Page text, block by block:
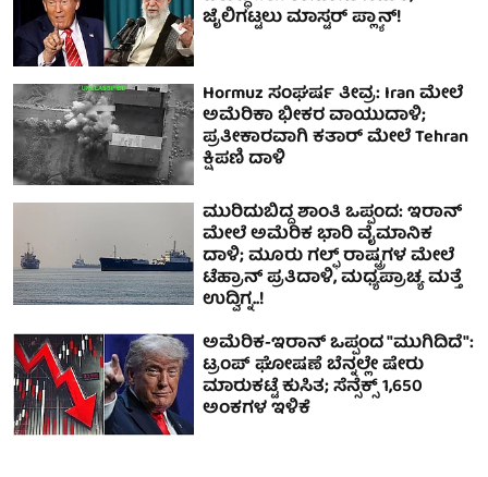
ಜೈಲಿಗಟ್ಟಲು ಮಾಸ್ಟರ್ ಪ್ಲ್ಯಾನ್!
Hormuz ಸಂಘರ್ಷ ತೀವ್ರ: Iran ಮೇಲೆ
ಅಮೆರಿಕಾ ಭೀಕರ ವಾಯುದಾಳಿ;
ಪ್ರತೀಕಾರವಾಗಿ ಕತಾರ್ ಮೇಲೆ Tehran
ಕ್ಷಿಪಣಿ ದಾಳಿ
ಮುರಿದುಬಿದ್ದ ಶಾಂತಿ ಒಪ್ಪಂದ: ಇರಾನ್
ಮೇಲೆ ಅಮೆರಿಕ ಭಾರಿ ವೈಮಾನಿಕ
ದಾಳಿ; ಮೂರು ಗಲ್ಫ್ ರಾಷ್ಟ್ರಗಳ ಮೇಲೆ
ಟೆಹ್ರಾನ್ ಪ್ರತಿದಾಳಿ, ಮಧ್ಯಪ್ರಾಚ್ಯ ಮತ್ತೆ
ಉದ್ವಿಗ್ನ..!
ಅಮೆರಿಕ-ಇರಾನ್ ಒಪ್ಪಂದ "ಮುಗಿದಿದೆ":
ಟ್ರಂಪ್ ಘೋಷಣೆ ಬೆನ್ನಲ್ಲೇ ಷೇರು
ಮಾರುಕಟ್ಟೆ ಕುಸಿತ; ಸೆನ್ಸೆಕ್ಸ್ 1,650
ಅಂಕಗಳ ಇಳಿಕೆ